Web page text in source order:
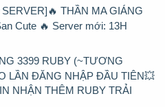
SERVER]🔥 THẦN MA GIÁNG
Cute 🔥 Server mới: 13H
3399 RUBY (~TƯƠNG
LẦN ĐĂNG NHẬP ĐẦU TIÊN💥
NHẬN THÊM RUBY TRẢI